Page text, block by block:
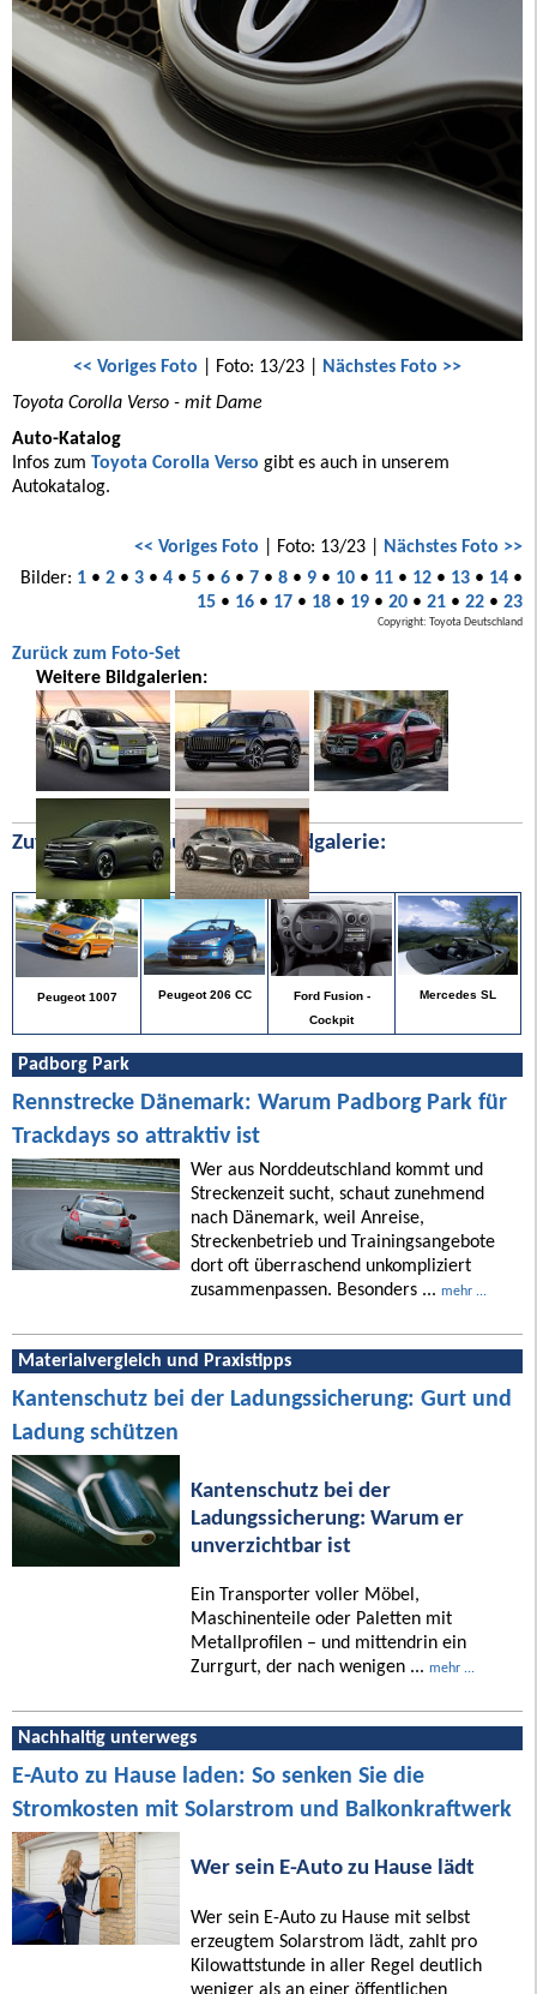
<< Voriges Foto | Foto: 13/23 | Nächstes Foto >>
Toyota Corolla Verso - mit Dame
Auto-Katalog
Infos zum Toyota Corolla Verso gibt es auch in unserem
Autokatalog.
<< Voriges Foto | Foto: 13/23 | Nächstes Foto >>
Bilder: 1• 2• 3• 4• 5• 6• 7• 8• 9• 10• 11• 12• 13• 14•
15• 16• 17• 18• 19• 20• 21• 22• 23
Copyright: Toyota Deutschland
Zurück zum Foto-Set
Weitere Bildgalerien:
Zufällige Bilder aus unserer Bildgalerie:
Peugeot 1007 Peugeot 206 CC
Ford Fusion -
Cockpit
Mercedes SL
Padborg Park
Rennstrecke Dänemark: Warum Padborg Park für
Trackdays so attraktiv ist
Wer aus Norddeutschland kommt und
Streckenzeit sucht, schaut zunehmend
nach Dänemark, weil Anreise,
Streckenbetrieb und Trainingsangebote
dort oft überraschend unkompliziert
zusammenpassen. Besonders ... mehr ...
Materialvergleich und Praxistipps
Kantenschutz bei der Ladungssicherung: Gurt und
Ladung schützen
Kantenschutz bei der
Ladungssicherung: Warum er
unverzichtbar ist
Ein Transporter voller Möbel,
Maschinenteile oder Paletten mit
Metallprofilen – und mittendrin ein
Zurrgurt, der nach wenigen ... mehr ...
Nachhaltig unterwegs
E-Auto zu Hause laden: So senken Sie die
Stromkosten mit Solarstrom und Balkonkraftwerk
Wer sein E-Auto zu Hause lädt
Wer sein E-Auto zu Hause mit selbst
erzeugtem Solarstrom lädt, zahlt pro
Kilowattstunde in aller Regel deutlich
weniger als an einer öffentlichen